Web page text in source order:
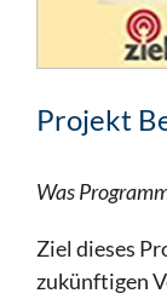
Projekt
Was
Ziel dieses
zukünftigen